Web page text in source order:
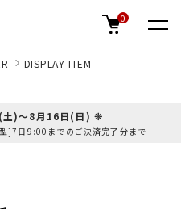
0
DISPLAY ITEM
土)～8月16日(日) ❊
]7日9:00までのご決済完了分まで